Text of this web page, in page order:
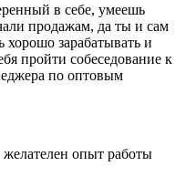
в себе, умеешь
продажам, да ты и сам
зарабатывать и
пройти собеседование к
по оптовым
опыт работы